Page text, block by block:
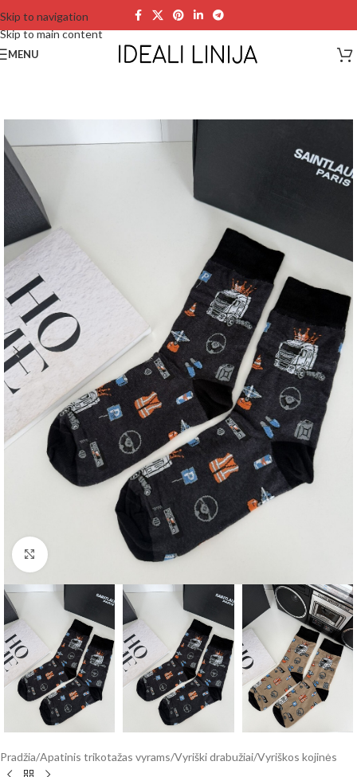
Skip to navigation
Skip to main content
MENU
Click to enlarge
Pradžia/Apatinis trikotažas vyrams/Vyriški drabužiai/Vyriškos kojinės